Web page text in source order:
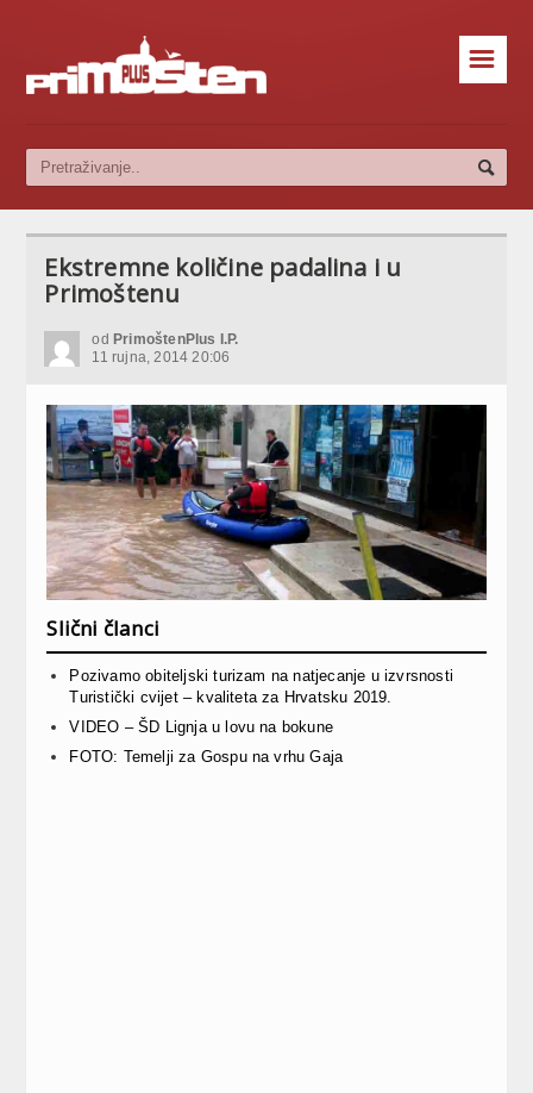
☰
Ekstremne količine padalina i u
Primoštenu
od PrimoštenPlus I.P.
11 rujna, 2014 20:06
Slični članci
Pozivamo obiteljski turizam na natjecanje u izvrsnosti
Turistički cvijet – kvaliteta za Hrvatsku 2019.
VIDEO – ŠD Lignja u lovu na bokune
FOTO: Temelji za Gospu na vrhu Gaja